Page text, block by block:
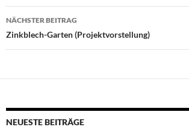
NÄCHSTER BEITRAG
Zinkblech-Garten (Projektvorstellung)
NEUESTE BEITRÄGE